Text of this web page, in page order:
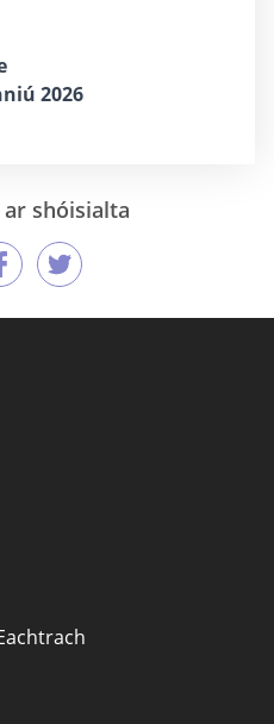
2026
shóisialta